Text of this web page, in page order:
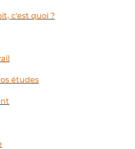
c'est quoi ?
études